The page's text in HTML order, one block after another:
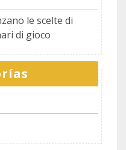
le scelte di
di gioco